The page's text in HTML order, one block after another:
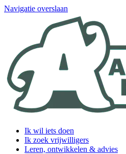
Navigatie overslaan
Ik wil iets doen
Ik zoek vrijwilligers
Leren, ontwikkelen & advies